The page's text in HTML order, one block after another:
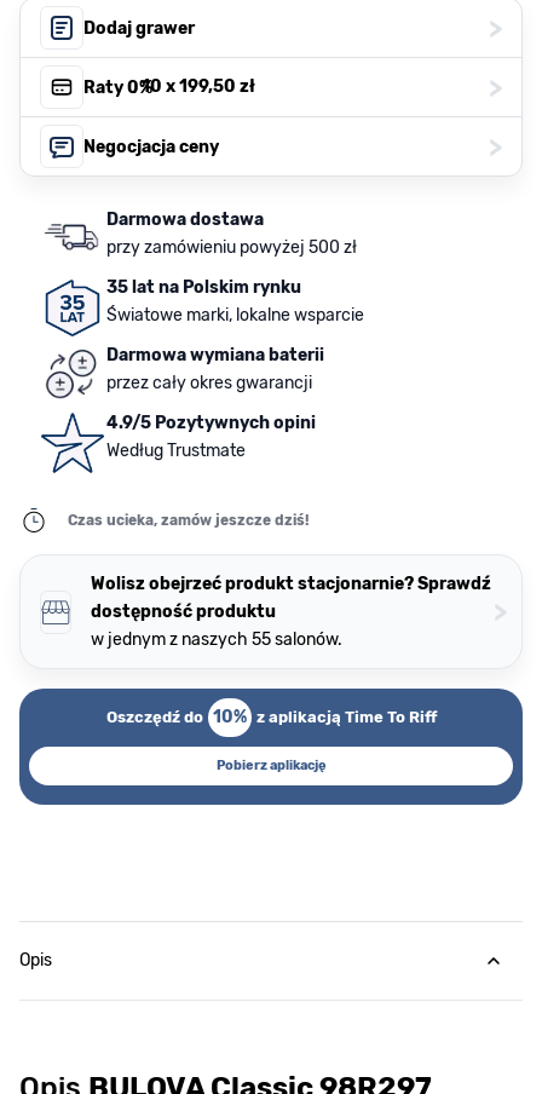
Dodaj grawer >
Raty 0%, 10 x199,50 zł >
Negocjacja ceny >
Darmowa dostawa
przy zamówieniu powyżej 500 zł
35 lat na Polskim rynku
Światowe marki, lokalne wsparcie
Darmowa wymiana baterii
przez cały okres gwarancji
4.9/5 Pozytywnych opini
Według Trustmate
Czas ucieka, zamów jeszcze dziś!
Wolisz obejrzeć produkt stacjonarnie? Sprawdź
dostępność produktu
w jednym z naszych 55 salonów.
>
Oszczędź do 10% z aplikacją Time To Riff
Pobierz aplikację
Opis